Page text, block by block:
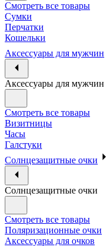
Смотреть все товары
Сумки
Перчатки
Кошельки
Аксессуары для мужчин
Аксессуары для мужчин
Смотреть все товары
Визитницы
Часы
Галстуки
Солнцезащитные очки
Солнцезащитные очки
Смотреть все товары
Поляризационные очки
Аксессуары для очков